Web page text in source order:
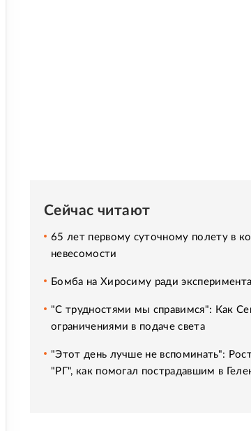
Сейчас читают
65 лет первому суточному полету в
невесомости
Бомба на Хиросиму ради эксперимента
"С трудностями мы справимся": Как
ограничениями в подаче света
"Этот день лучше не вспоминать":
"РГ", как помогал пострадавшим в